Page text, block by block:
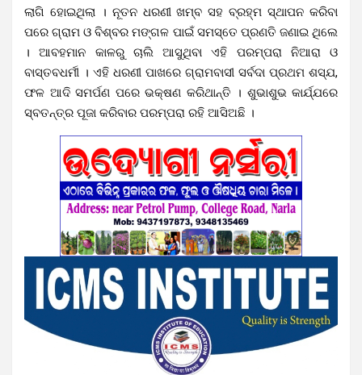
ଲାଗି ହୋଇଥିଲା । ନୂତନ ଧରଣୀ ଖମ୍ବ ସହ ବ୍ରହ୍ମ ସ୍ଥାପନ କରିବା
ପରେ ଗ୍ରାମ ଓ ବିଶ୍ବର ମଙ୍ଗଳ ପାଇଁ ସମସ୍ତେ ପ୍ରଣତି ଜଣାଇ ଥିଲେ
। ଆବହମାନ କାଳରୁ ଚାଲି ଆସୁଥିବା ଏହି ପରମ୍ପରା ନିଆରା ଓ
ବାସ୍ତବଧର୍ମୀ । ଏହି ଧରଣୀ ପାଖରେ ଗ୍ରାମବାସୀ ସର୍ବଦା ପ୍ରଥମ ଶସ୍ଯ,
ଫଳ ଆଦି ସମର୍ପଣ ପରେ ଭକ୍ଷଣ କରିଥାନ୍ତି । ଶୁଭାଶୁଭ କାର୍ଯ୍ଯରେ
ସ୍ବତନ୍ତ୍ର ପୂଜା କରିବାର ପରମ୍ପରା ରହି ଆସିଅଛି ।